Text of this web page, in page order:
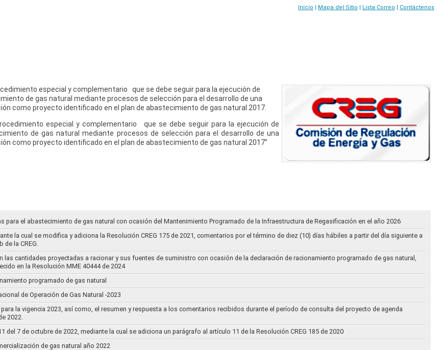
Inicio | Mapa del Sitio | Lista Correo | Contáctenos
especial y complementario que se debe seguir para la ejecución de
de gas natural mediante procesos de selección para el desarrollo de una
como proyecto identificado en el plan de abastecimiento de gas natural 2017.
especial y complementario que se debe seguir para la ejecución de
de gas natural mediante procesos de selección para el desarrollo de una
como proyecto identificado en el plan de abastecimiento de gas natural 2017”
para el abastecimiento de gas natural con ocasión del Mantenimiento Programado de la Infraestructura de Regasificación en el año 2026
la cual se modifica y adiciona la Resolución CREG 175 de 2021, comentarios por el término de diez (10) días hábiles a partir del día siguiente a
de la CREG.
las cantidades proyectadas a racionar y sus fuentes de suministro con ocasión de la declaración de racionamiento programado de gas natural,
en la Resolución MME 40444 de 2024
programado de gas natural
de Operación de Gas Natural -2023
la vigencia 2023, así como, el resumen y respuesta a los comentarios recibidos durante el período de consulta del proyecto de agenda
2022.
del 7 de octubre de 2022, mediante la cual se adiciona un parágrafo al artículo 11 de la Resolución CREG 185 de 2020
de gas natural año 2022